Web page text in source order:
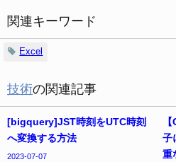
関連キーワード
Excel
技術の関連記事
[bigquery]JST時刻をUTC時刻
へ変換する方法
2023-07-07
子
重